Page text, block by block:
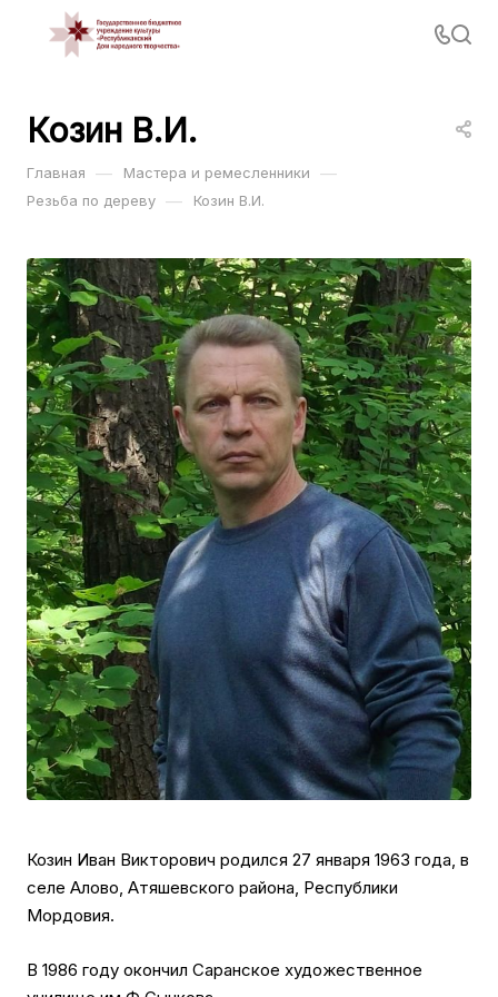
Козин В.И.
Главная — Мастера и ремесленники —
Резьба по дереву — Козин В.И.
Козин Иван Викторович родился 27 января 1963 года, в
селе Алово, Атяшевского района, Республики
Мордовия.
В 1986 году окончил Саранское художественное